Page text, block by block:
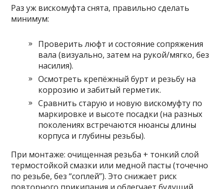
Раз уж вискомуфта снята, правильно сделать
минимум:
Проверить люфт и состояние сопряжения
вала (визуально, затем на рукой/мягко, без
насилия).
Осмотреть крепёжный бурт и резьбу на
коррозию и забитый герметик.
Сравнить старую и новую вискомуфту по
маркировке и высоте посадки (на разных
поколениях встречаются нюансы длины
корпуса и глубины резьбы).
При монтаже: очищенная резьба + тонкий слой
термостойкой смазки или медной пасты (точечно
по резьбе, без “соплей”). Это снижает риск